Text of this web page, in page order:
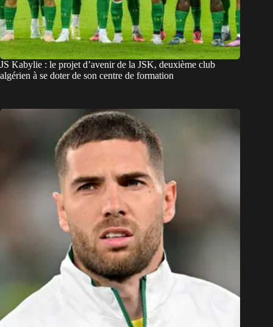
JS Kabylie : le projet d’avenir de la JSK, deuxième club
algérien à se doter de son centre de formation